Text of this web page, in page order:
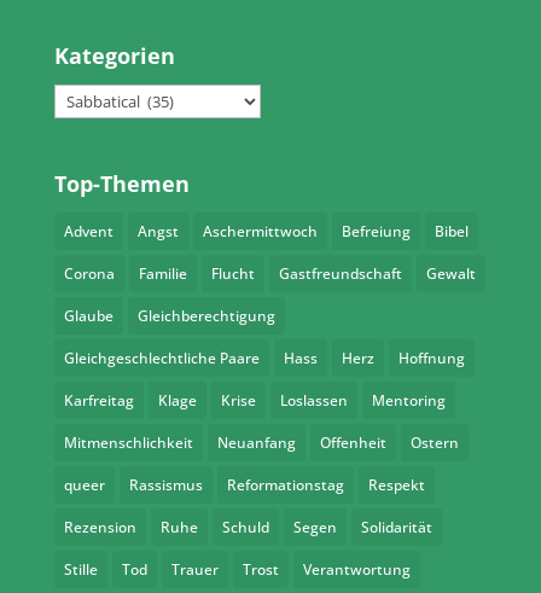
Kategorien
Kategorien
Top-Themen
Advent Angst Aschermittwoch Befreiung Bibel
Corona Familie Flucht Gastfreundschaft Gewalt
Glaube Gleichberechtigung
Gleichgeschlechtliche Paare Hass Herz Hoffnung
Karfreitag Klage Krise Loslassen Mentoring
Mitmenschlichkeit Neuanfang Offenheit Ostern
queer Rassismus Reformationstag Respekt
Rezension Ruhe Schuld Segen Solidarität
Stille Tod Trauer Trost Verantwortung